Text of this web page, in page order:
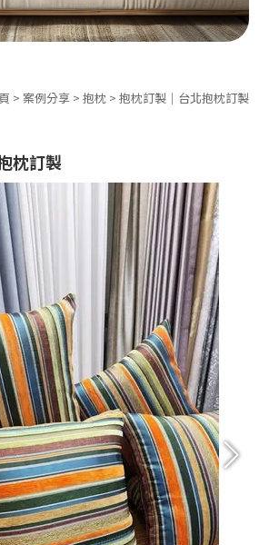
> 案例分享> 抱枕> 抱枕訂製｜台北抱枕訂製
枕訂製